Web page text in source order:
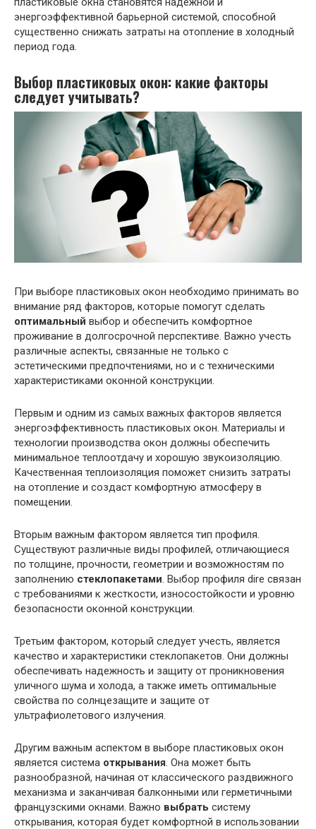
энергоэффективной барьерной системой, способной
существенно снижать затраты на отопление в холодный
период года.
Выбор пластиковых окон: какие факторы
следует учитывать?
При выборе пластиковых окон необходимо принимать во
внимание ряд факторов, которые помогут сделать
оптимальный выбор и обеспечить комфортное
проживание в долгосрочной перспективе. Важно учесть
различные аспекты, связанные не только с
эстетическими предпочтениями, но и с техническими
характеристиками оконной конструкции.
Первым и одним из самых важных факторов является
энергоэффективность пластиковых окон. Материалы и
технологии производства окон должны обеспечить
минимальное теплоотдачу и хорошую звукоизоляцию.
Качественная теплоизоляция поможет снизить затраты
на отопление и создаст комфортную атмосферу в
помещении.
Вторым важным фактором является тип профиля.
Существуют различные виды профилей, отличающиеся
по толщине, прочности, геометрии и возможностям по
заполнению стеклопакетами. Выбор профиля dire связан
с требованиями к жесткости, износостойкости и уровню
безопасности оконной конструкции.
Третьим фактором, который следует учесть, является
качество и характеристики стеклопакетов. Они должны
обеспечивать надежность и защиту от проникновения
уличного шума и холода, а также иметь оптимальные
свойства по солнцезащите и защите от
ультрафиолетового излучения.
Другим важным аспектом в выборе пластиковых окон
является система открывания. Она может быть
разнообразной, начиная от классического раздвижного
механизма и заканчивая балконными или герметичными
французскими окнами. Важно выбрать систему
открывания, которая будет комфортной в использовании